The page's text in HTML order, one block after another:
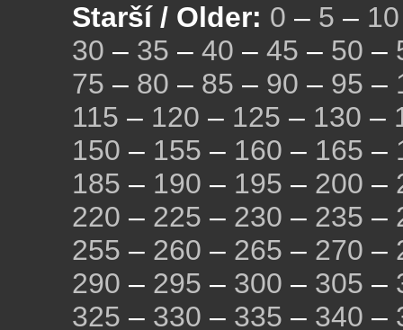
Starší / Older: 0 – 5 – 10
30 – 35 – 40 – 45 – 50 –
75 – 80 – 85 – 90 – 95 –
115 – 120 – 125 – 130 –
150 – 155 – 160 – 165 –
185 – 190 – 195 – 200 –
220 – 225 – 230 – 235 –
255 – 260 – 265 – 270 –
290 – 295 – 300 – 305 –
325 – 330 – 335 – 340 –